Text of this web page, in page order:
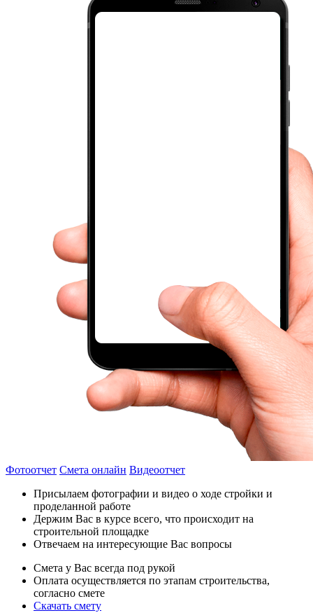
Фотоотчет Смета онлайн Видеоотчет
Присылаем фотографии и видео о ходе стройки и
проделанной работе
Держим Вас в курсе всего, что происходит на
строительной площадке
Отвечаем на интересующие Вас вопросы
Смета у Вас всегда под рукой
Оплата осуществляется по этапам строительства,
согласно смете
Скачать смету